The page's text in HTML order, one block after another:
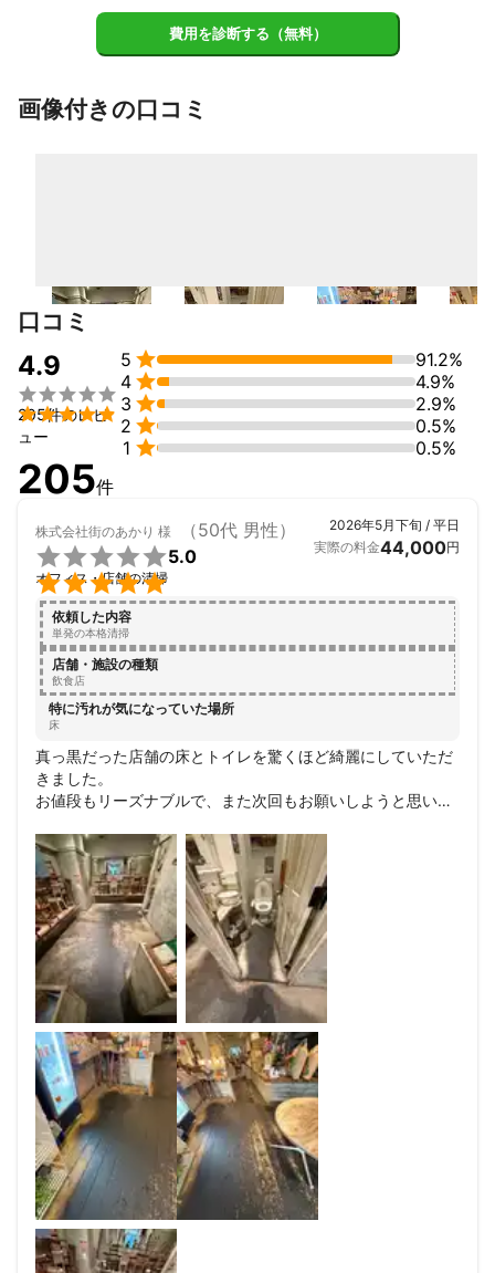
費用を診断する（無料）
画像付きの口コミ
口コミ
4.9


205件のレビ
ュー
5 
91.2%
4 
4.9%
3 
2.9%
2 
0.5%
1  0.5%
205件
株式会社街のあかり 様 （50代 男性）


5.0
オフィス・店舗の清掃
2026年5月下旬 / 平日
実際の料金44,000円
依頼した内容
単発の本格清掃
店舗・施設の種類
飲食店
特に汚れが気になっていた場所
床
真っ黒だった店舗の床とトイレを驚くほど綺麗にしていただ
きました。
お値段もリーズナブルで、また次回もお願いしようと思いま
ありがとうございました。